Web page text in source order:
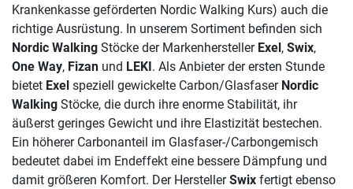
Krankenkasse geförderten Nordic Walking Kurs) auch die
richtige Ausrüstung. In unserem Sortiment befinden sich
Nordic Walking Stöcke der Markenhersteller Exel, Swix,
One Way, Fizan und LEKI. Als Anbieter der ersten Stunde
bietet Exel speziell gewickelte Carbon/Glasfaser Nordic
Walking Stöcke, die durch ihre enorme Stabilität, ihr
äußerst geringes Gewicht und ihre Elastizität bestechen.
Ein höherer Carbonanteil im Glasfaser-/Carbongemisch
bedeutet dabei im Endeffekt eine bessere Dämpfung und
damit größeren Komfort. Der HerstellerSwix fertigt ebenso